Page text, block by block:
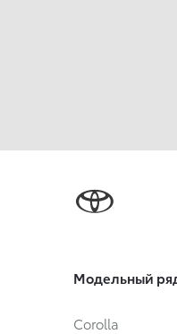
Модельный
Corolla